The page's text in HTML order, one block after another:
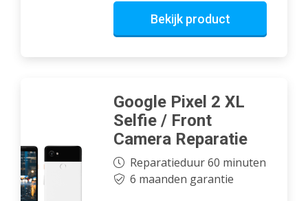
Bekijk product
Google Pixel 2 XL
Selfie / Front
Camera Reparatie
Reparatieduur 60 minuten
6 maanden garantie